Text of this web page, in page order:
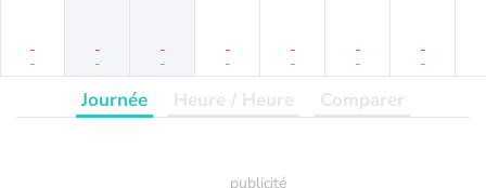
-
-
-
-
-
-
-
-
-
-
-
-
-
-
Journée Heure / Heure Comparer